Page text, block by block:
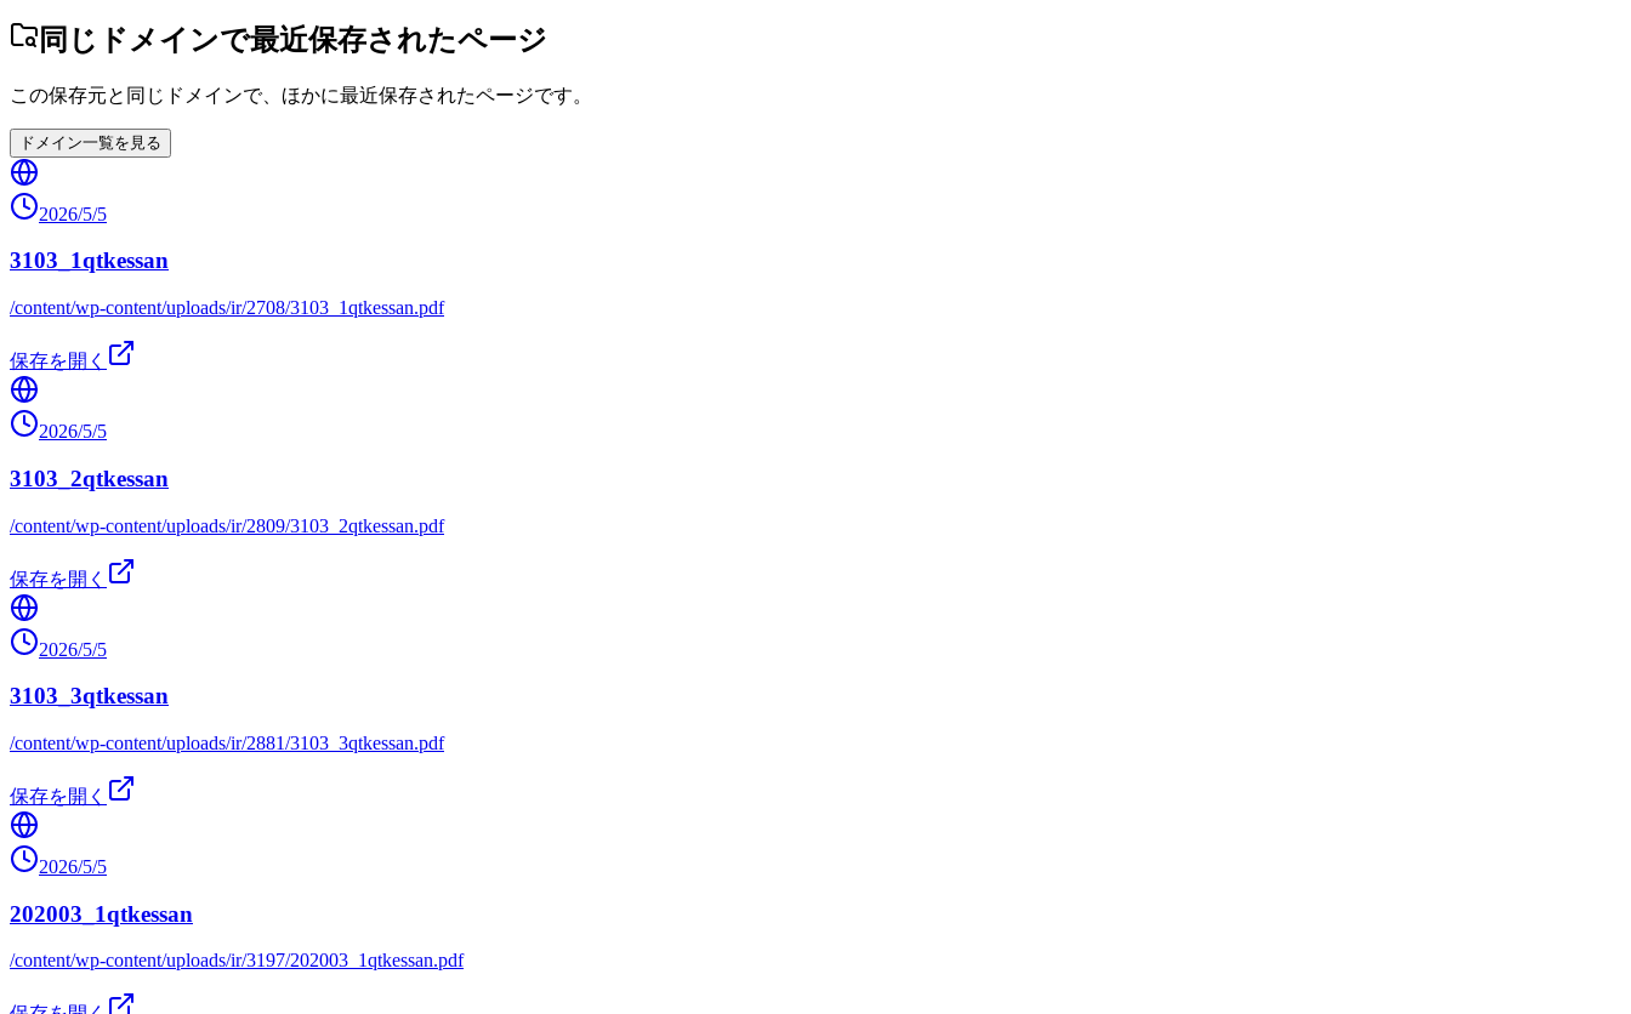
同じドメインで最近保存されたページ
この保存元と同じドメインで、ほかに最近保存されたページです。
ドメイン一覧を見る
2026/5/5
3103_1qtkessan
/content/wp-content/uploads/ir/2708/3103_1qtkessan.pdf
保存を開く
2026/5/5
3103_2qtkessan
/content/wp-content/uploads/ir/2809/3103_2qtkessan.pdf
保存を開く
2026/5/5
3103_3qtkessan
/content/wp-content/uploads/ir/2881/3103_3qtkessan.pdf
保存を開く
2026/5/5
202003_1qtkessan
/content/wp-content/uploads/ir/3197/202003_1qtkessan.pdf